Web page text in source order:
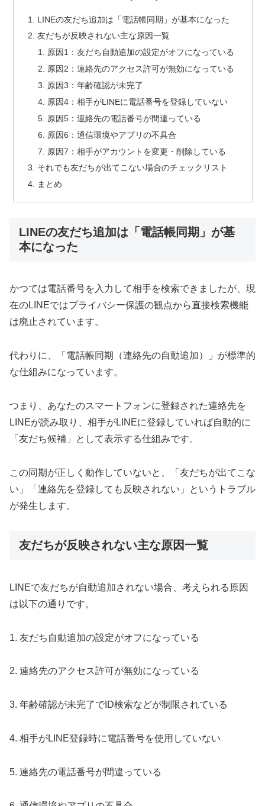
LINEの友だち追加は「電話帳同期」が基本になった
友だちが反映されない主な原因一覧
原因1：友だち自動追加の設定がオフになっている
原因2：連絡先のアクセス許可が無効になっている
原因3：年齢確認が未完了
原因4：相手がLINEに電話番号を登録していない
原因5：連絡先の電話番号が間違っている
原因6：通信環境やアプリの不具合
原因7：相手がアカウントを変更・削除している
それでも友だちが出てこない場合のチェックリスト
まとめ
LINEの友だち追加は「電話帳同期」が基
本になった
かつては電話番号を入力して相手を検索できましたが、現
在のLINEではプライバシー保護の観点から直接検索機能
は廃止されています。
代わりに、「電話帳同期（連絡先の自動追加）」が標準的
な仕組みになっています。
つまり、あなたのスマートフォンに登録された連絡先を
LINEが読み取り、相手がLINEに登録していれば自動的に
「友だち候補」として表示する仕組みです。
この同期が正しく動作していないと、「友だちが出てこな
い」「連絡先を登録しても反映されない」というトラブル
が発生します。
友だちが反映されない主な原因一覧
LINEで友だちが自動追加されない場合、考えられる原因
は以下の通りです。
1. 友だち自動追加の設定がオフになっている
2. 連絡先のアクセス許可が無効になっている
3. 年齢確認が未完了でID検索などが制限されている
4. 相手がLINE登録時に電話番号を使用していない
5. 連絡先の電話番号が間違っている